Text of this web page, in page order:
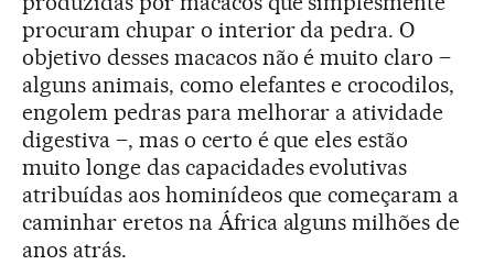
procuram chupar o interior da pedra. O
objetivo desses macacos não é muito claro –
alguns animais, como elefantes e crocodilos,
engolem pedras para melhorar a atividade
digestiva –, mas o certo é que eles estão
muito longe das capacidades evolutivas
atribuídas aos hominídeos que começaram a
caminhar eretos na África alguns milhões de
anos atrás.